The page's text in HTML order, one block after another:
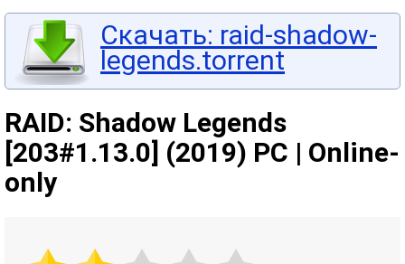
Скачать: raid-shadow-
legends.torrent
RAID: Shadow Legends
[203#1.13.0] (2019) PC | Online-
only